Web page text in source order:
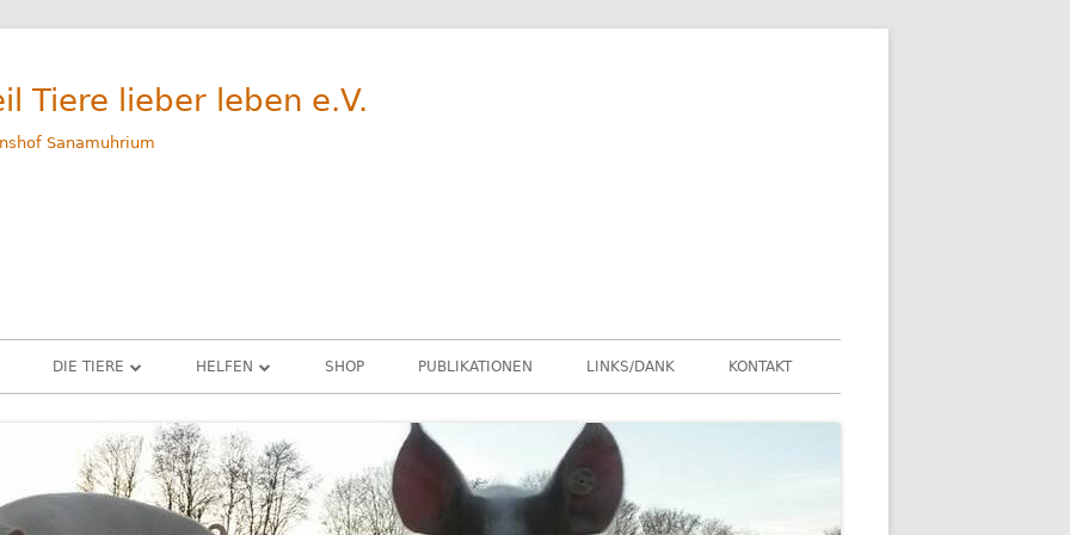
Tiere lieber leben e.V.
Sanamuhrium
DIE TIERE
RINDER
HELFEN
PATENSCHAFTEN
SACHSPENDEN
SHOP PUBLIKATIONEN LINKS/DANK KONTAKT